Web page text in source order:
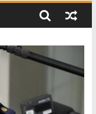
:
hommes à